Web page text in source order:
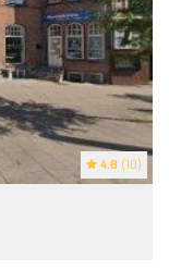
4.8 (10)